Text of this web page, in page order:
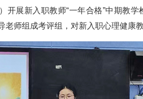
开展新入职教师“一年合格”中期教
师组成考评组，对新入职心理健康